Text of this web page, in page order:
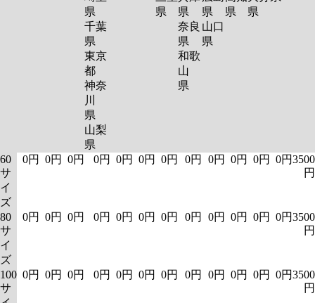
県
千葉
県
東京
都
神奈
川
県
山梨
県
県 県
奈良
県
和歌
山
県
県
山口
県
県 県
60
サ
イ
ズ
0円 0円 0円 0円 0円 0円 0円 0円 0円 0円 0円 0円3500
円
80
サ
イ
ズ
0円 0円 0円 0円 0円 0円 0円 0円 0円 0円 0円 0円3500
円
100
サ
0円 0円 0円 0円 0円 0円 0円 0円 0円 0円 0円 0円3500
円